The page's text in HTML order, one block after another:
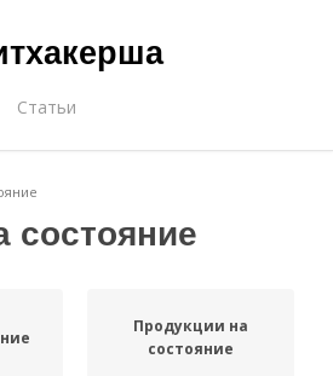
Статьи
состояние
Продукции на
состояние